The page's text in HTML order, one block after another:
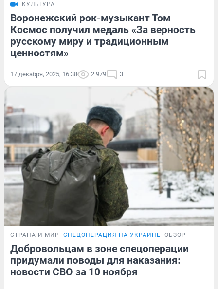
КУЛЬТУРА
Воронежский рок-музыкант Том
Космос получил медаль «За верность
русскому миру и традиционным
ценностям»
17 декабря, 2025, 16:38 2 979 3
СТРАНА И МИР СПЕЦОПЕРАЦИЯ НА УКРАИНЕ ОБЗОР
Добровольцам в зоне спецоперации
придумали поводы для наказания:
новости СВО за 10 ноября